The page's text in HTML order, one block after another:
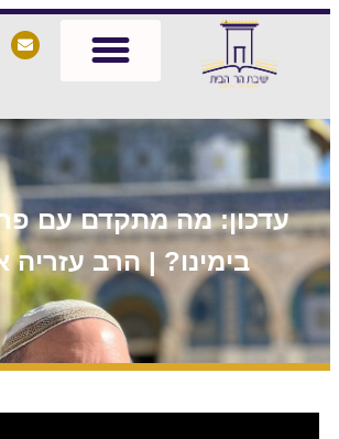
עדכון: מה מתקדם עם
בימינו? | הרב עזריה